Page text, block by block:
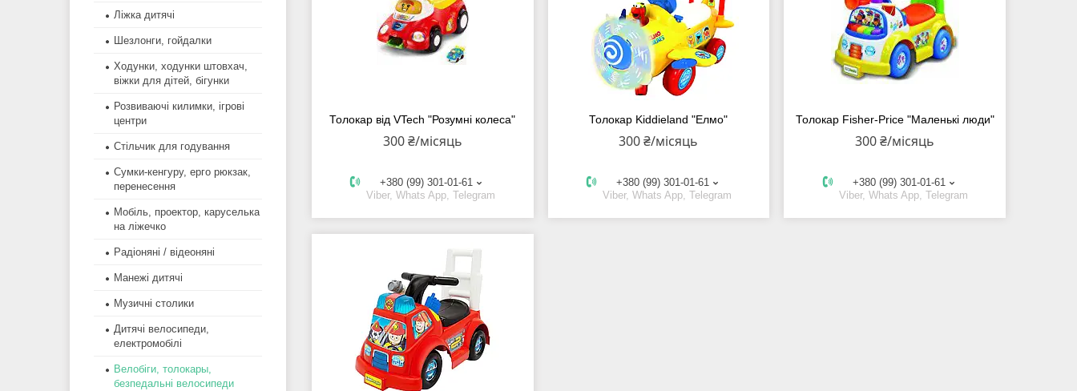
Толокар від VTech "Розумні колеса"
300 ₴/місяць
+380 (99) 301-01-61
Viber, Whats App, Telegram
Толокар Kiddieland "Елмо"
300 ₴/місяць
+380 (99) 301-01-61
Viber, Whats App, Telegram
Толокар Fisher-Price "Маленькі люди"
300 ₴/місяць
+380 (99) 301-01-61
Viber, Whats App, Telegram
Ліжка дитячі
Шезлонги, гойдалки
Ходунки, ходунки штовхач,
віжки для дітей, бігунки
Розвиваючі килимки, ігрові
центри
Стільчик для годування
Сумки-кенгуру, ерго рюкзак,
перенесення
Мобіль, проектор, каруселька
на ліжечко
Радіоняні / відеоняні
Манежі дитячі
Музичні столики
Дитячі велосипеди,
електромобілі
Велобіги, толокары,
безпедальні велосипеди